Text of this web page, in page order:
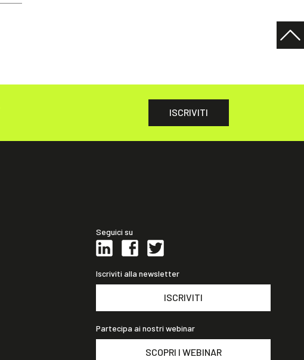
ISCRIVITI
Seguici su
Iscriviti alla newsletter
ISCRIVITI
Partecipa ai nostri webinar
SCOPRI I WEBINAR